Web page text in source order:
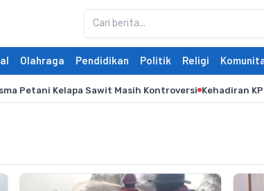
Olahraga Pendidikan Politik Religi
Petani Kelapa Sawit Masih Kontroversi Kehadiran